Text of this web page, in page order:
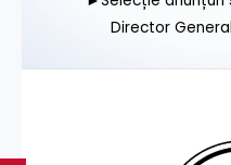
Director